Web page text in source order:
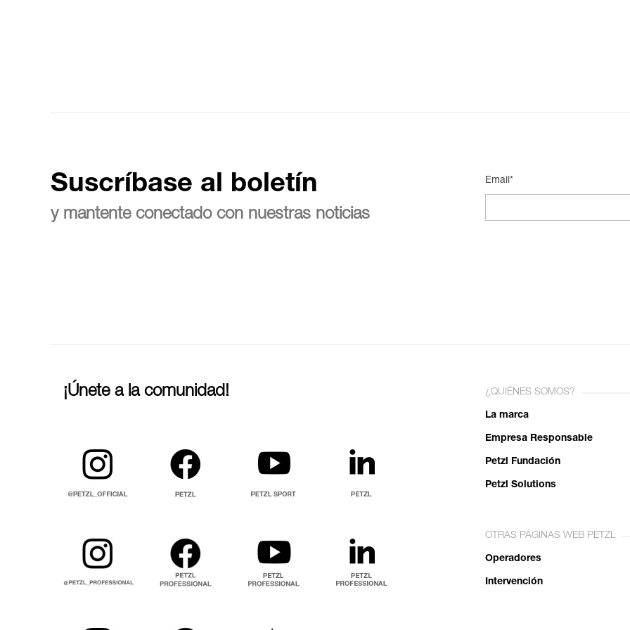
Suscríbase al boletín
y mantente conectado con nuestras noticias
Email*
¡Únete a la comunidad! ¿QUIÉNES SOMOS?
La marca
Empresa Responsable
Petzl Fundación
Petzl Solutions
OTRAS PÁGINAS WEB PETZL
Operadores
Intervención